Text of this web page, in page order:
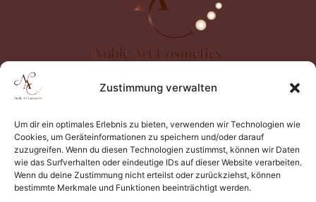
Zustimmung verwalten
Um dir ein optimales Erlebnis zu bieten, verwenden wir Technologien wie
Cookies, um Geräteinformationen zu speichern und/oder darauf
zuzugreifen. Wenn du diesen Technologien zustimmst, können wir Daten
wie das Surfverhalten oder eindeutige IDs auf dieser Website verarbeiten.
Wenn du deine Zustimmung nicht erteilst oder zurückziehst, können
bestimmte Merkmale und Funktionen beeinträchtigt werden.
Wir freuen uns auf Deine
0201 379 28 365
015151774079